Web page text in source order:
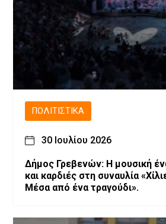
ΠΟΛΙΤΙΣΤΙΚΆ
30 Ιουλίου 2026
Δήμος Γρεβενών: Η μουσική
και καρδιές στη συναυλία
Μέσα από ένα τραγούδι».